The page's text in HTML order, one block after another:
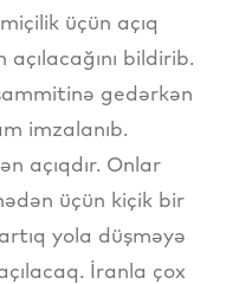
üçün açıq
bildirib.
gedərkən
imzalanıb.
açıqdır. Onlar
üçün kiçik bir
yola düşməyə
İranla çox